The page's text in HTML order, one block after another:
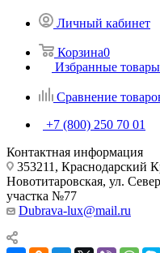
Личный кабинет
Корзина0
Избранные товары
Сравнение
+7 (800) 250 70 01
Контактная информация
353211, Краснодарский
Новотитаровская, ул.
участка №77
Dubrava-lux@mail.ru